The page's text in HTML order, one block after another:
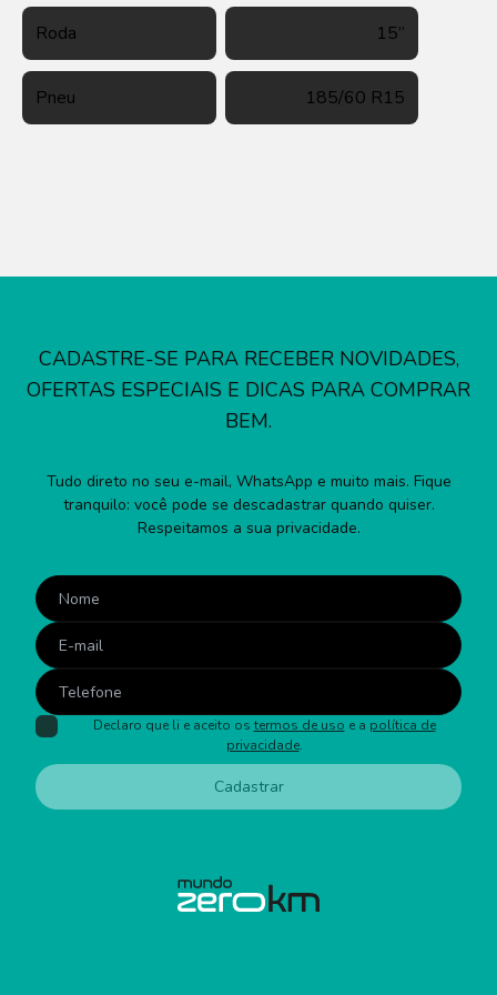
Roda 15”
Pneu 185/60 R15
CADASTRE-SE PARA RECEBER NOVIDADES,
OFERTAS ESPECIAIS E DICAS PARA COMPRAR
BEM.
Tudo direto no seu e-mail, WhatsApp e muito mais. Fique
tranquilo: você pode se descadastrar quando quiser.
Respeitamos a sua privacidade.
Declaro que li e aceito os termos de uso e a política de
privacidade.
Cadastrar